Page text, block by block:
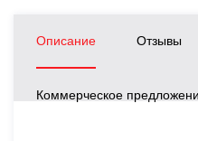
Описание Отзывы
Коммерческое